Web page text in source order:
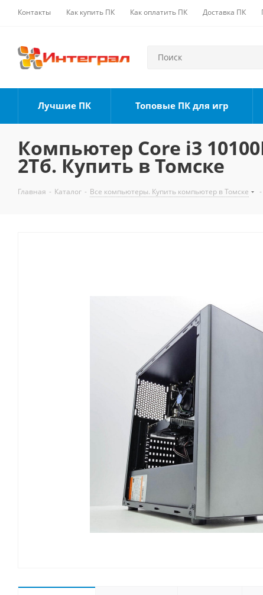
Контакты Как купить ПК Как оплатить ПК Доставка ПК
Лучшие ПК Топовые ПК для игр
Компьютер Core i3
2Тб. Купить в Томске
Главная - Каталог - Все компьютеры. Купить компьютер в Томске -